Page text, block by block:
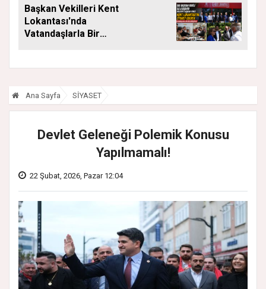
Başkan Vekilleri Kent
Lokantası'nda
Vatandaşlarla Bir
Ana Sayfa SİYASET
Devlet Geleneği Polemik Konusu
Yapılmamalı!
22 Şubat, 2026, Pazar 12:04